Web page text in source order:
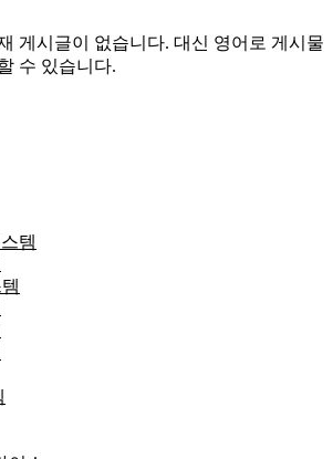
게시글이 없습니다. 대신 영어로 게시물
수 있습니다.
템